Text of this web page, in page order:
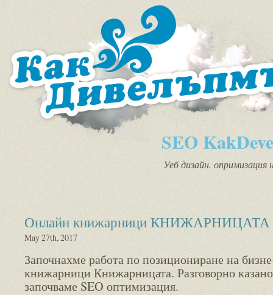
SEO
Уеб дизайн. опримизация
Онлайн книжарници КНИЖАРНИЦАТА
May 27th, 2017
Започнахме работа по позициониране на
книжарници Книжарницата. Разговорно
започваме SEO оптимизация.